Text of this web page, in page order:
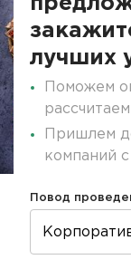
лучших
Поможем
Пришлем
компаний
Повод